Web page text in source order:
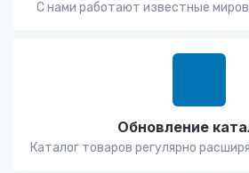
С нами работают известные
Обновление
Каталог товаров регулярно